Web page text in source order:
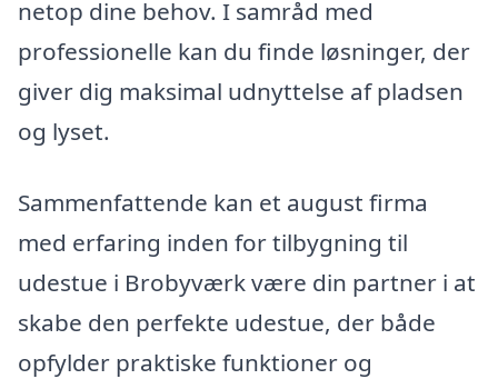
netop dine behov. I samråd med
professionelle kan du finde løsninger, der
giver dig maksimal udnyttelse af pladsen
og lyset.
Sammenfattende kan et august firma
med erfaring inden for tilbygning til
udestue i Brobyværk være din partner i at
skabe den perfekte udestue, der både
opfylder praktiske funktioner og